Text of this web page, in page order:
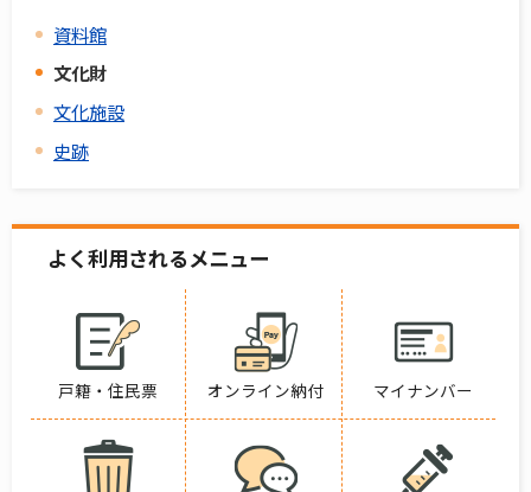
資料館
文化財
文化施設
史跡
よく利用されるメニュー
戸籍・住民票 オンライン納付 マイナンバー